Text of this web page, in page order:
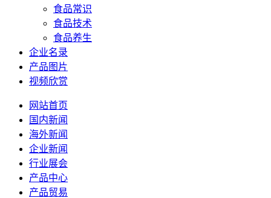
食品常识
食品技术
食品养生
企业名录
产品图片
视频欣赏
网站首页
国内新闻
海外新闻
企业新闻
行业展会
产品中心
产品贸易